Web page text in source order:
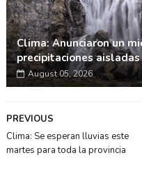
Clima: Anunciaron un
precipitaciones aisladas
August 05, 2026
PREVIOUS
Clima: Se esperan lluvias este
martes para toda la provincia